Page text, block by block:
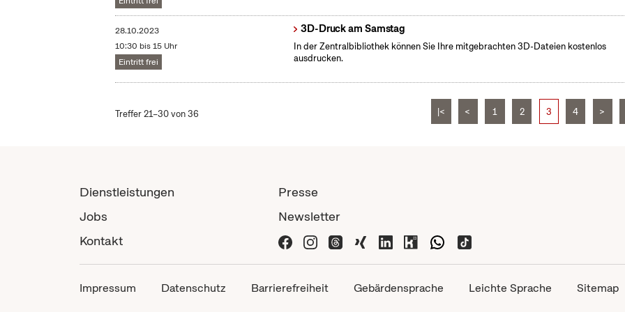
28.10.2023
10:30 bis 15 Uhr
Eintritt frei
3D-Druck am Samstag
In der Zentralbibliothek können Sie Ihre mitgebrachten 3D-Dateien kostenlos
ausdrucken.
Treffer 21–30 von 36 |< < 1 2 3 4 >
Dienstleistungen
Jobs
Kontakt
Presse
Newsletter
Impressum Datenschutz Barrierefreiheit Gebärdensprache Leichte Sprache Sitemap